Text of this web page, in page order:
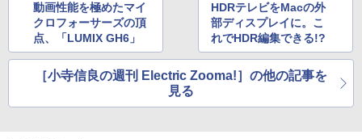
動画性能を極めたマイ
クロフォーサーズの頂
点、「LUMIX GH6」
HDRテレビをMacの外
部ディスプレイに。こ
れでHDR編集できる!?
［小寺信良の週刊 Electric Zooma!］の他の記事を
見る